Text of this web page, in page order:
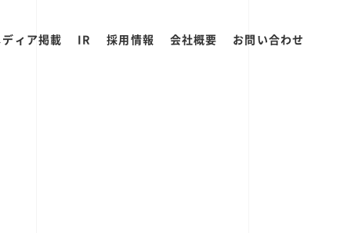
ィア掲載 IR 採用情報 会社概要 お問い合わせ